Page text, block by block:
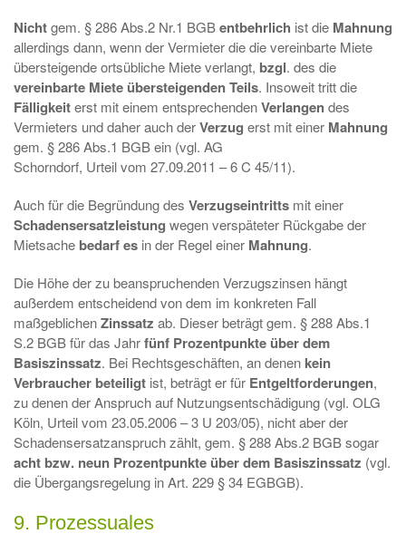
Nichtgem. § 286 Abs.2 Nr.1 BGBentbehrlich ist die Mahnung
allerdings dann, wenn der Vermieter die die vereinbarte Miete
übersteigende ortsübliche Miete verlangt, bzgl. des die
vereinbarte Miete übersteigenden Teils. Insoweit tritt die
Fälligkeiterst mit einem entsprechendenVerlangendes
Vermieters und daher auch derVerzug erst mit einer Mahnung
gem. § 286 Abs.1 BGB ein (vgl. AG
Schorndorf, Urteil vom 27.09.2011 – 6 C 45/11).
Auch für die Begründung des Verzugseintritts mit einer
Schadensersatzleistung wegen verspäteter Rückgabe der
Mietsache bedarf es in der Regel einer Mahnung.
Die Höhe der zu beanspruchenden Verzugszinsen hängt
außerdem entscheidend von dem im konkreten Fall
maßgeblichenZinssatz ab. Dieser beträgt gem. § 288 Abs.1
S.2 BGB für das Jahrfünf Prozentpunkte über dem
Basiszinssatz. Bei Rechtsgeschäften, an denen kein
Verbraucher beteiligt ist, beträgt er für Entgeltforderungen,
zu denen der Anspruch auf Nutzungsentschädigung (vgl. OLG
Köln, Urteil vom 23.05.2006 – 3 U 203/05), nicht aber der
Schadensersatzanspruch zählt, gem. § 288 Abs.2 BGB sogar
acht bzw. neun Prozentpunkte über dem Basiszinssatz (vgl.
die Übergangsregelung in Art. 229 § 34 EGBGB).
9. Prozessuales